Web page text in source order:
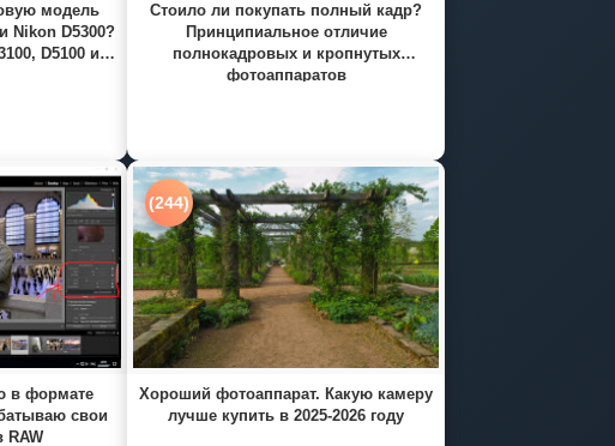
модель
Nikon D5300?
D5100 и
Стоило ли покупать полный кадр?
Принципиальное отличие
полнокадровых и кропнутых
фотоаппаратов
в формате
свои
RAW
(244)
Хороший фотоаппарат. Какую камеру
лучше купить в 2025-2026 году